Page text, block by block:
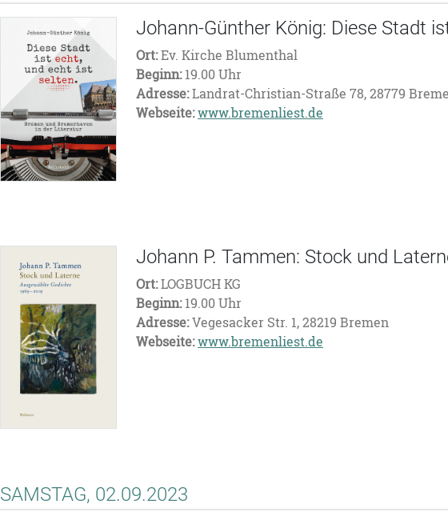
Johann-Günther König: Diese Stadt
Ort:Ev. Kirche Blumenthal
Beginn:19.00 Uhr
Adresse:Landrat-Christian-Straße 78, 28779
Webseite:www.bremenliest.de
Johann P. Tammen: Stock und
Ort:LOGBUCH KG
Beginn:19.00 Uhr
Adresse:Vegesacker Str. 1, 28219 Bremen
Webseite:www.bremenliest.de
SAMSTAG, 02.09.2023